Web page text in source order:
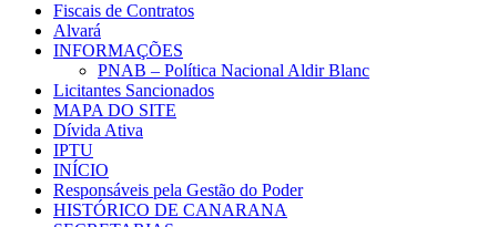
Fiscais de Contratos
Alvará
INFORMAÇÕES
PNAB – Política Nacional Aldir Blanc
Licitantes Sancionados
MAPA DO SITE
Dívida Ativa
IPTU
INÍCIO
Responsáveis pela Gestão do Poder
HISTÓRICO DE CANARANA